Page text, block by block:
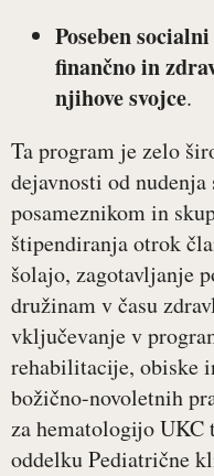
Poseben
finančno in
njihove svojce.
Ta program je zelo
dejavnosti od
posameznikom in
štipendiranja otrok
šolajo, zagotavljanje
družinam v času
vključevanje v
rehabilitacije, obiske
božično-novoletnih
za hematologijo UKC
oddelku Pediatrične